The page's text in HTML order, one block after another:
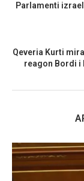
Parlamenti
Qeveria Kurti
reagon Bordi i